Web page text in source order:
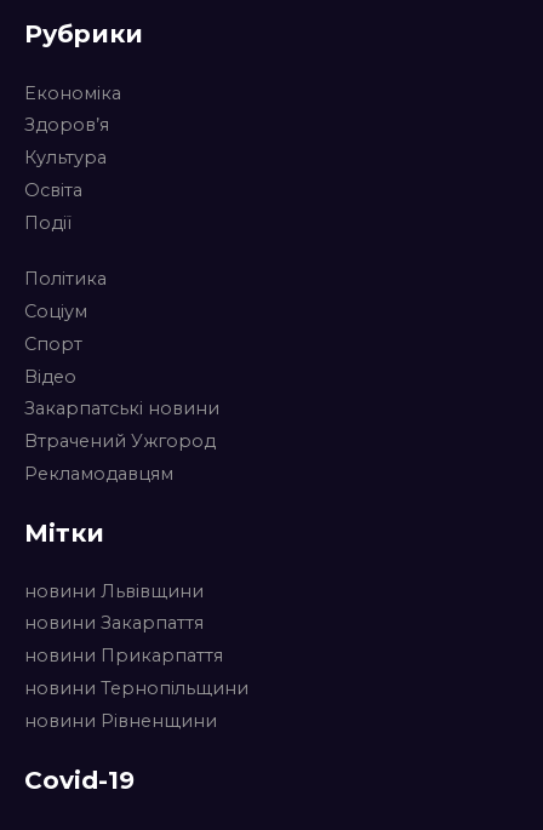
Рубрики
Економіка
Здоров’я
Культура
Освіта
Події
Політика
Соціум
Спорт
Відео
Закарпатські новини
Втрачений Ужгород
Рекламодавцям
Мітки
новини Львівщини
новини Закарпаття
новини Прикарпаття
новини Тернопільщини
новини Рівненщини
Covid-19